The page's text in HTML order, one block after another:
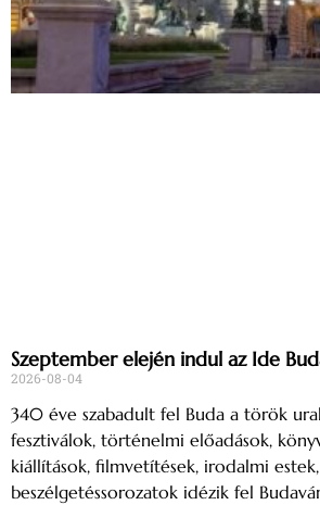
Szeptember elején indul az Ide
2026-08-04
340 éve szabadult fel Buda a török
fesztiválok, történelmi előadások,
kiállítások, filmvetítések, irodalmi
beszélgetéssorozatok idézik fel